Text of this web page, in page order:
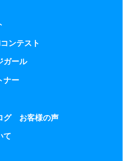
ンテスト
ガール
ナー
グ お客様の声
て